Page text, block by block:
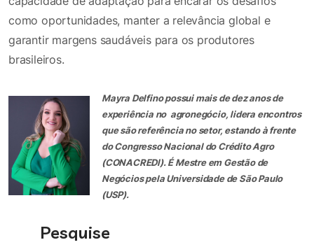
como oportunidades, manter a relevância global e
garantir margens saudáveis para os produtores
brasileiros.
Mayra Delfino possui mais de dez anos de
experiência no agronegócio, lidera encontros
que são referência no setor, estando à frente
do Congresso Nacional do Crédito Agro
(CONACREDI). ÉMestre em Gestão de
Negócios pela Universidade de São Paulo
(USP).
Pesquise